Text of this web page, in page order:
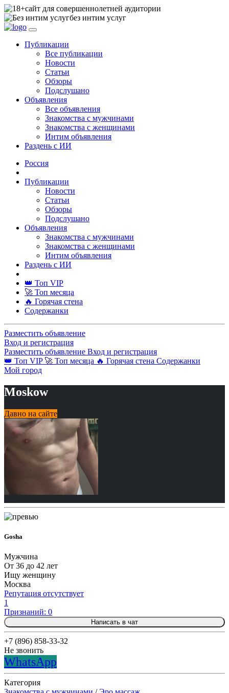
сайт для совершеннолетней аудитории
без интим услуг
Публикации
Все публикации
Новости
Статьи
Обзоры
Подслушано
Объявления
Все объявления
Знакомства с мужчинами
Знакомства с женщинами
Интим объявления
Раздень с ИИ
Россия
Публикации
Новости
Статьи
Обзоры
Подслушано
Объявления
Знакомства с мужчинами
Знакомства с женщинами
Интим объявления
Раздень с ИИ
👑 Топ VIP
🚀 Топ месяца
🔥 Горячая стена
Содержанки
Разместить объявление
Вход и регистрация
Разместить объявление Вход и регистрация
👑 Топ VIP 🚀 Топ месяца 🔥 Горячая стена Содержанки
Мой город
Moskow
Давно на сайте
Gosha
Мужчина
От 36 до 42 лет
Ищу женщину
Москва
Репутация отсутствует
1
Признаний: 0
Написать в чат
+7 (896) 858-33-32
Не звонить
WhatsApp
Категория